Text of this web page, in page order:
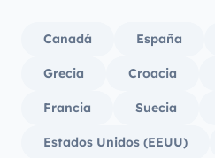
Canadá España
Grecia Croacia
Francia Suecia
Estados Unidos (EEUU)